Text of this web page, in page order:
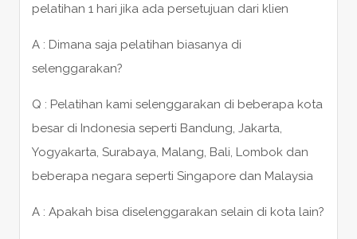
pelatihan 1 hari jika ada persetujuan dari klien
A : Dimana saja pelatihan biasanya di
selenggarakan?
Q : Pelatihan kami selenggarakan di beberapa kota
besar di Indonesia seperti Bandung, Jakarta,
Yogyakarta, Surabaya, Malang, Bali, Lombok dan
beberapa negara seperti Singapore dan Malaysia
A : Apakah bisa diselenggarakan selain di kota lain?